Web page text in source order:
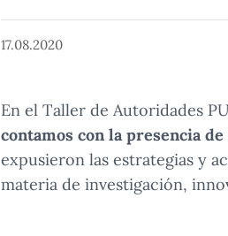
17.08.2020
En el Taller de Autoridades
contamos con la presencia
expusieron las estrategias y
materia de investigación,